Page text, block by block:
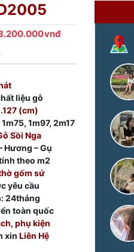
vnđ
liệu gỗ
(cm)
1m97, 2m17
Sồi Nga
Hương – Gụ
theo m2
gốm sứ
yêu cầu
24tháng
toàn quốc
phụ kiện
xin Liên Hệ